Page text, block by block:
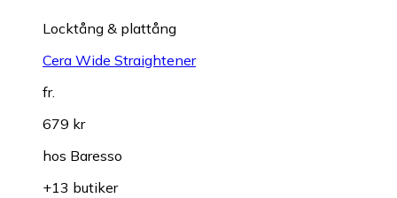
Locktång & plattång
Cera Wide Straightener
fr.
679 kr
hos Baresso
+13 butiker